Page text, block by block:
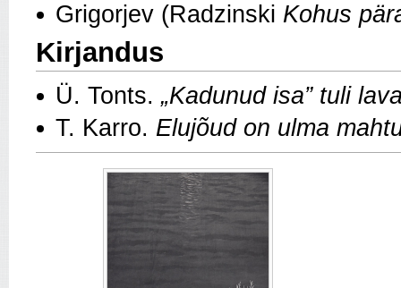
Grigorjev (Radzinski Kohus
Kirjandus
Ü. Tonts. „Kadunud isa” tuli
T. Karro. Elujõud on ulma